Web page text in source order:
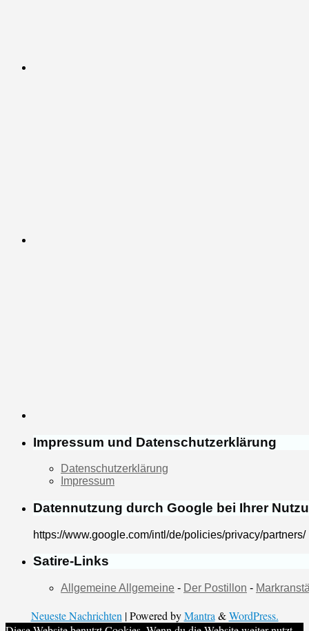
Impressum und Datenschutzerklärung
Datenschutzerklärung
Impressum
Datennutzung durch Google bei Ihrer
https://www.google.com/intl/de/policies/privacy/partners/
Satire-Links
Allgemeine Allgemeine - Der Postillon -
Neueste Nachrichten | Powered byMantra &WordPress.